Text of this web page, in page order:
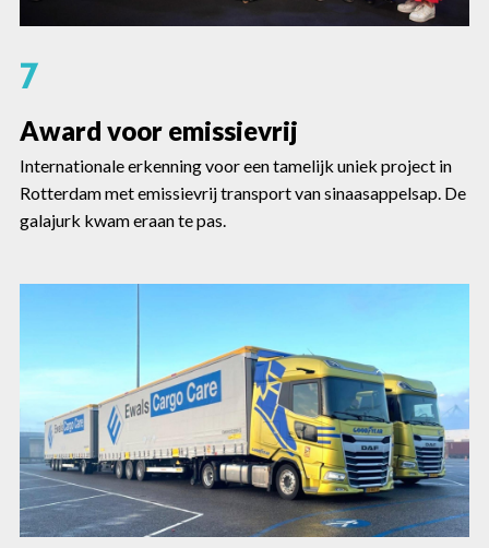
7
Award voor emissievrij
Internationale erkenning voor een tamelijk uniek project in
Rotterdam met emissievrij transport van sinaasappelsap. De
galajurk kwam eraan te pas.